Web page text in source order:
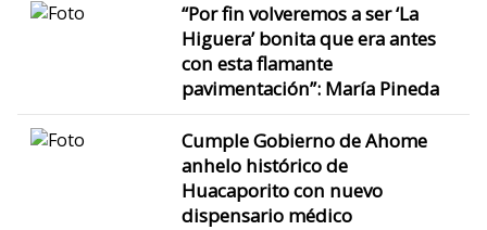
“Por fin volveremos a ser ‘La
Higuera’ bonita que era antes
con esta flamante
pavimentación”: María Pineda
Cumple Gobierno de Ahome
anhelo histórico de
Huacaporito con nuevo
dispensario médico